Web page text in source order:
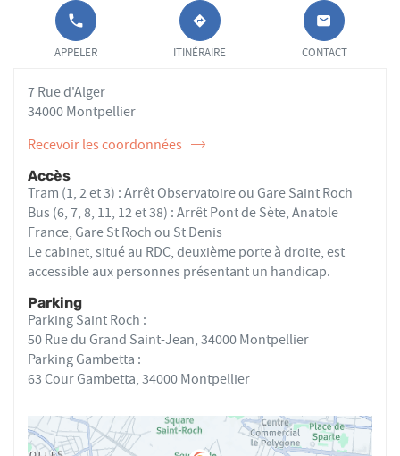
APPELER LE
POINT DE
VENTE ANAÏS
APPELER ITINÉRAIRE
JUSQU'AU
POINT
DE
CONTACT
OSTÉOPATHE
ANAÏS
SALA
7 Rue d'Alger
34000 Montpellier
Recevoir les coordonnées
de
l'ostéopathe
Anaïs
SALA
Accès
Tram (1, 2 et 3) : Arrêt Observatoire ou Gare Saint Roch
Bus (6, 7, 8, 11, 12 et 38) : Arrêt Pont de Sète, Anatole
France, Gare St Roch ou St Denis
Le cabinet, situé au RDC, deuxième porte à droite, est
accessible aux personnes présentant un handicap.
Parking
Parking Saint Roch :
50 Rue du Grand Saint-Jean, 34000 Montpellier
Parking Gambetta :
63 Cour Gambetta, 34000 Montpellier